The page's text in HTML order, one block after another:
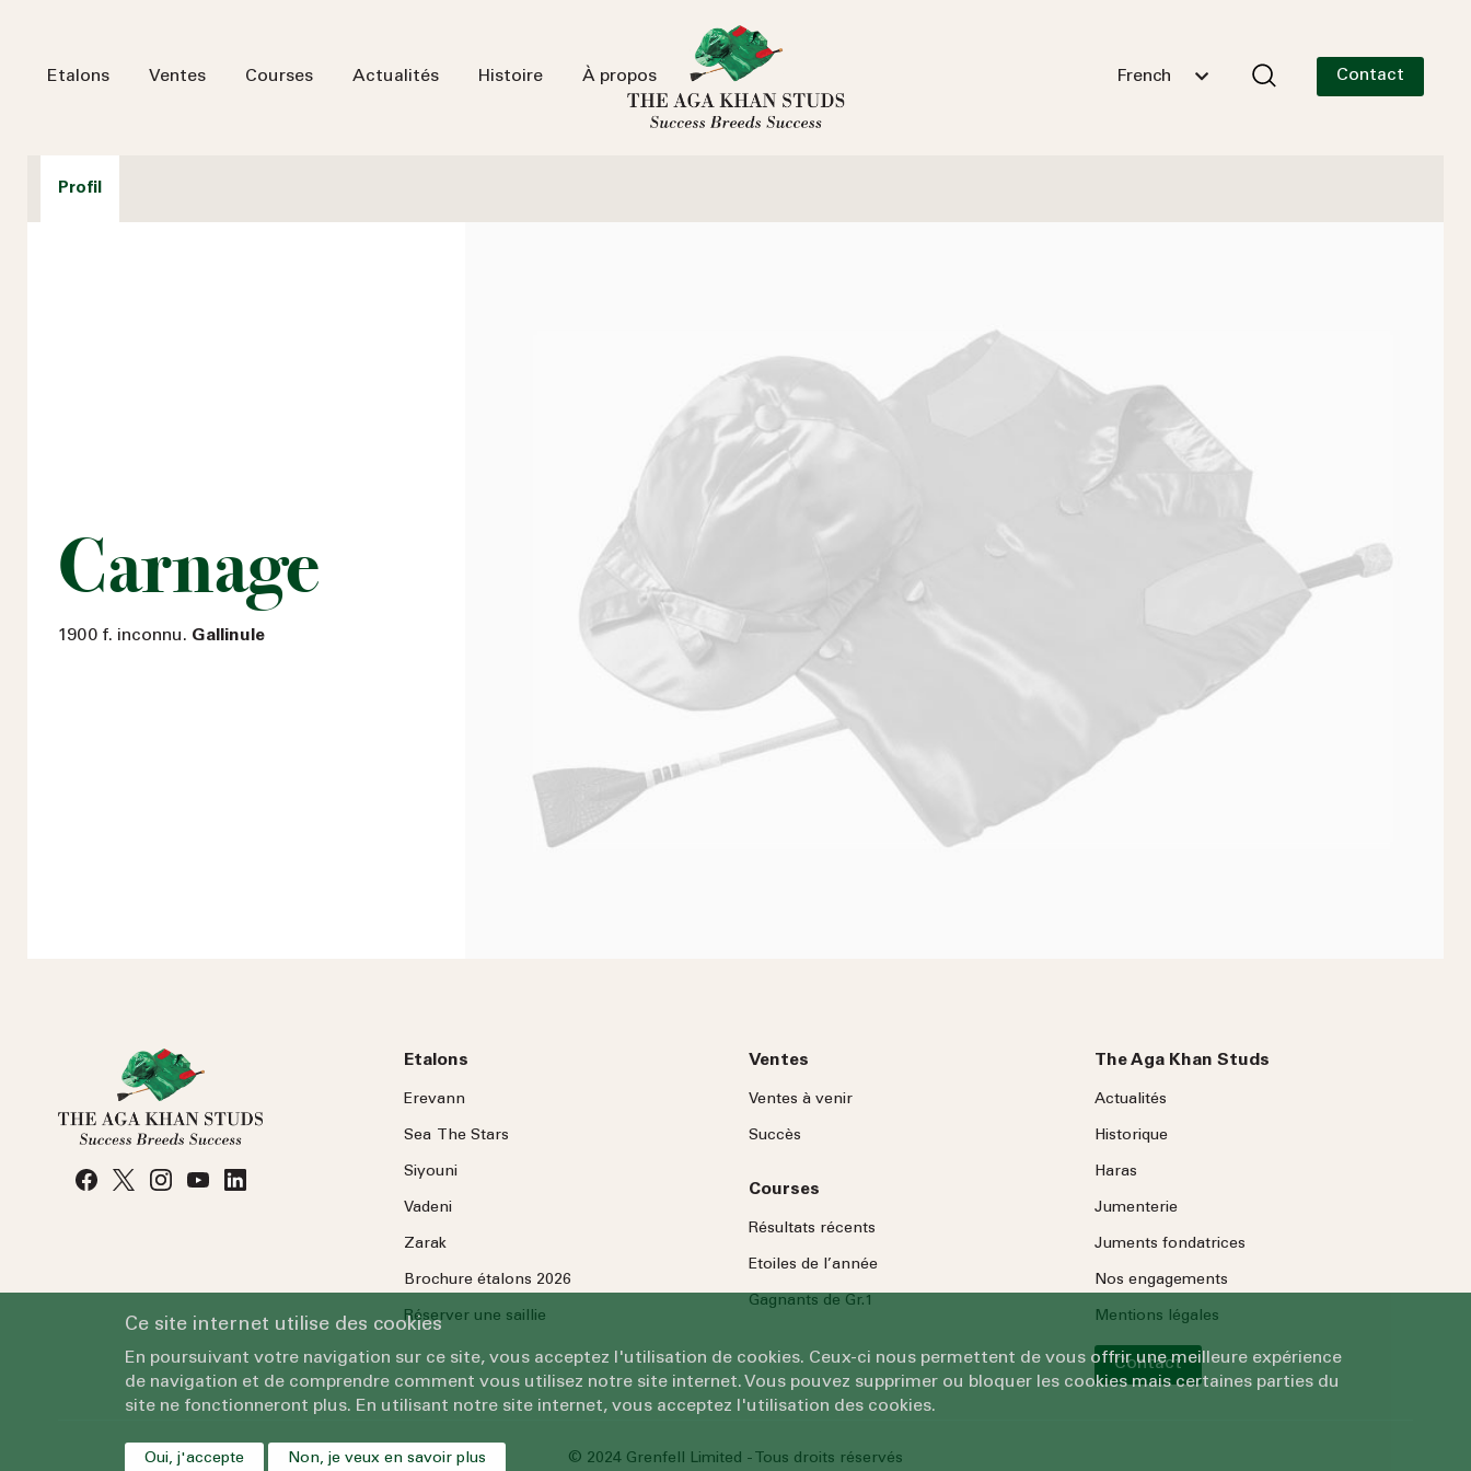
Etalons Ventes Courses Actualités Histoire À propos French Contact
Profil
Carnage
1900 f. inconnu. Gallinule
Etalons
Erevann
Sea TheStars
Siyouni
Vadeni
Zarak
Brochure étalons 2026
Réserver une saillie
Ventes
Ventes à venir
Succès
Courses
Résultats récents
Etoiles de l’année
Gagnants de Gr.1
The Aga Khan Studs
Actualités
Historique
Haras
Jumenterie
Juments fondatrices
Nos engagements
Mentions légales
Contact
© 2024 Grenfell Limited - Tous droits réservés
Ce site internet utilise des cookies
En poursuivant votre navigation sur ce site, vous acceptez l'utilisation de cookies. Ceux-ci nous permettent de vous offrir une meilleure expérience
de navigation et de comprendre comment vous utilisez notre site internet. Vous pouvez supprimer ou bloquer les cookies mais certaines parties du
site ne fonctionneront plus. En utilisant notre site internet, vous acceptez l'utilisation des cookies.
Oui, j'accepte Non, je veux en savoir plus